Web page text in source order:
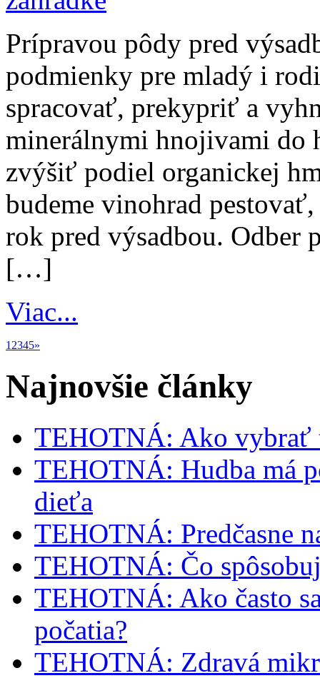
Prípravou pôdy pred
podmienky pre mladý i
spracovať, prekypriť a
minerálnymi hnojivami do
zvýšiť podiel organickej
budeme vinohrad
rok pred výsadbou. Odber
[…]
Viac...
1 2345»
Najnovšie články
TEHOTNÁ: Ako vybrať
TEHOTNÁ: Hudba má
dieťa
TEHOTNÁ: Predčasne
TEHOTNÁ: Čo
TEHOTNÁ: Ako často
počatia?
TEHOTNÁ: Zdravá